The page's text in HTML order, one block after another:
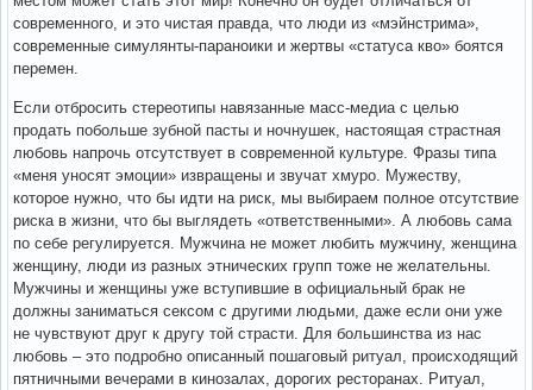
современного, и это чистая правда, что люди из «мэйнстрима»,
современные симулянты-параноики и жертвы «статуса кво» боятся
перемен.
Если отбросить стереотипы навязанные масс-медиа с целью
продать побольше зубной пасты и ночнушек, настоящая страстная
любовь напрочь отсутствует в современной культуре. Фразы типа
«меня уносят эмоции» извращены и звучат хмуро. Мужеству,
которое нужно, что бы идти на риск, мы выбираем полное отсутствие
риска в жизни, что бы выглядеть «ответственными». А любовь сама
по себе регулируется. Мужчина не может любить мужчину, женщина
женщину, люди из разных этнических групп тоже не желательны.
Мужчины и женщины уже вступившие в официальный брак не
должны заниматься сексом с другими людьми, даже если они уже
не чувствуют друг к другу той страсти. Для большинства из нас
любовь – это подробно описанный пошаговый ритуал, происходящий
пятничными вечерами в кинозалах, дорогих ресторанах. Ритуал,